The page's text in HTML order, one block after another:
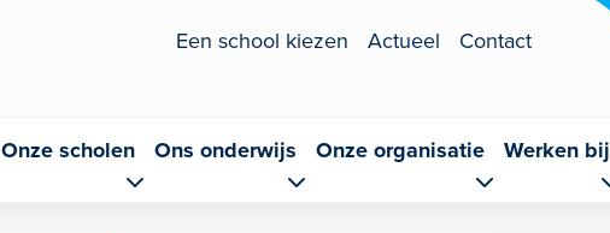
Een school kiezen
Actueel Contact
Onze scholen Ons onderwijs Onze organisatie Werken bij